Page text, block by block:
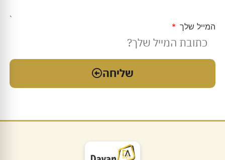
המייל שלך
שליחה